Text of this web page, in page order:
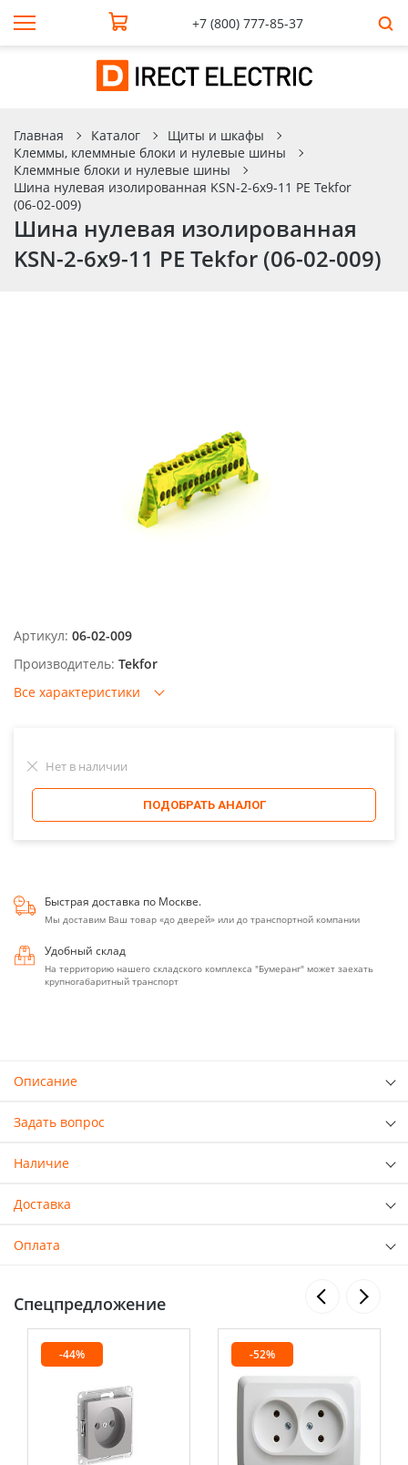
+7 (800) 777-85-37
Главная Каталог
Щиты и шкафы
Клеммы, клеммные блоки и нулевые шины
Клеммные блоки и нулевые шины
Шина нулевая изолированная KSN-2-6x9-11 PE Tekfor
(06-02-009)
Шина нулевая изолированная
KSN-2-6x9-11 PE Tekfor (06-02-009)
Артикул: 06-02-009
Производитель: Tekfor
Все характеристики
Нет в наличии
ПОДОБРАТЬ АНАЛОГ
Быстрая доставка по Москве.
Мы доставим Ваш товар «до дверей» или до транспортной компании
Удобный склад
На территорию нашего складского комплекса "Бумеранг" может заехать
крупногабаритный транспорт
Описание
Задать вопрос
Наличие
Доставка
Оплата
Спецпредложение
-44% -52%